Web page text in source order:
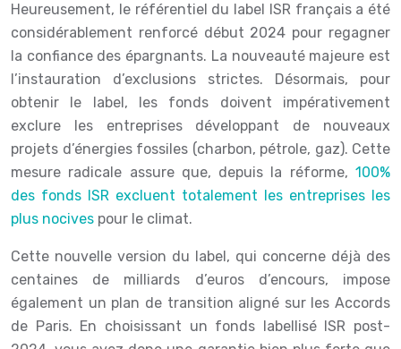
Heureusement, le référentiel du label ISR français a été
considérablement renforcé début 2024 pour regagner
la confiance des épargnants. La nouveauté majeure est
l’instauration d’exclusions strictes. Désormais, pour
obtenir le label, les fonds doivent impérativement
exclure les entreprises développant de nouveaux
projets d’énergies fossiles (charbon, pétrole, gaz). Cette
mesure radicale assure que, depuis la réforme, 100%
des fonds ISR excluent totalement les entreprises les
plus nocives pour le climat.
Cette nouvelle version du label, qui concerne déjà des
centaines de milliards d’euros d’encours, impose
également un plan de transition aligné sur les Accords
de Paris. En choisissant un fonds labellisé ISR post-